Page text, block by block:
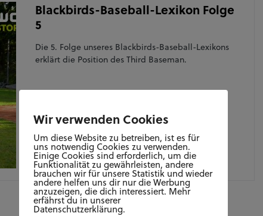
Blackbirds-Baseball-Lexikon Folge
5
Die 5. Folge unseres Blackbirds-Baseball-Lexikons
erklärt die Position des Third Baseman.
AUGUST 24, 2020
Wir verwenden Cookies
Um diese Website zu betreiben, ist es für
uns notwendig Cookies zu verwenden.
Einige Cookies sind erforderlich, um die
Funktionalität zu gewährleisten, andere
brauchen wir für unsere Statistik und wieder
andere helfen uns dir nur die Werbung
anzuzeigen, die dich interessiert. Mehr
erfährst du in unserer
Datenschutzerklärung.